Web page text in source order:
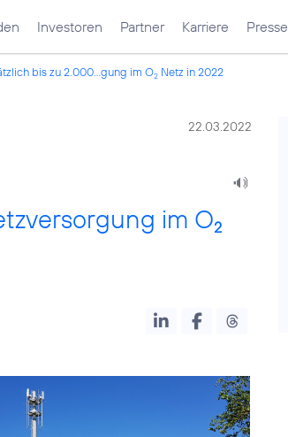
Investoren Partner Karriere Presse
bis zu 2.000...gung im O2 Netz in 2022
22.03.2022
im O2